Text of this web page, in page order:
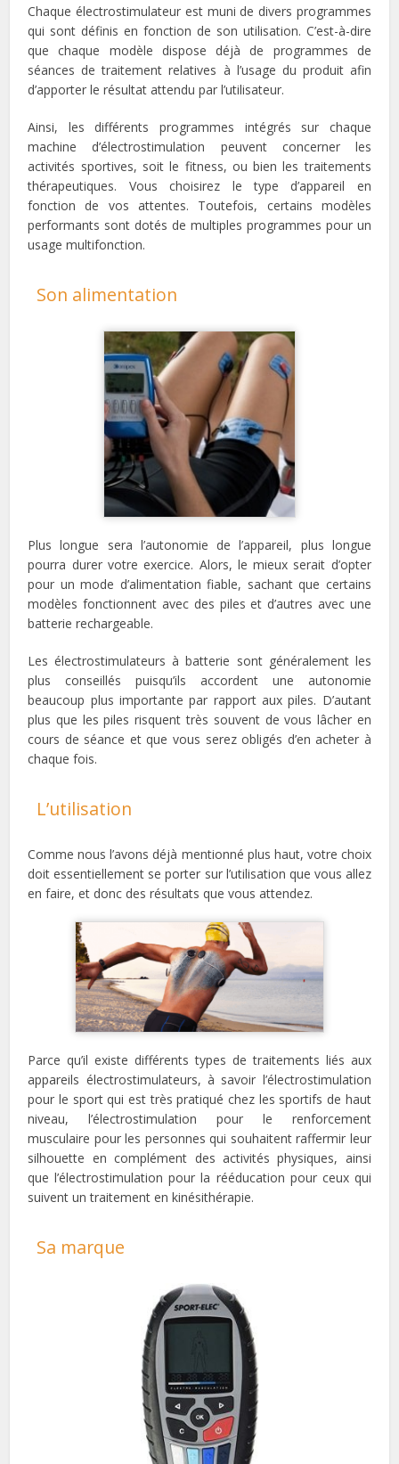
Chaque électrostimulateur est muni de divers programmes
qui sont définis en fonction de son utilisation. C’est-à-dire
que chaque modèle dispose déjà de programmes de
séances de traitement relatives à l’usage du produit afin
d’apporter le résultat attendu par l’utilisateur.
Ainsi, les différents programmes intégrés sur chaque
machine d’électrostimulation peuvent concerner les
activités sportives, soit le fitness, ou bien les traitements
thérapeutiques. Vous choisirez le type d’appareil en
fonction de vos attentes. Toutefois, certains modèles
performants sont dotés de multiples programmes pour un
usage multifonction.
Son alimentation
Plus longue sera l’autonomie de l’appareil, plus longue
pourra durer votre exercice. Alors, le mieux serait d’opter
pour un mode d’alimentation fiable, sachant que certains
modèles fonctionnent avec des piles et d’autres avec une
batterie rechargeable.
Les électrostimulateurs à batterie sont généralement les
plus conseillés puisqu’ils accordent une autonomie
beaucoup plus importante par rapport aux piles. D’autant
plus que les piles risquent très souvent de vous lâcher en
cours de séance et que vous serez obligés d’en acheter à
chaque fois.
L’utilisation
Comme nous l’avons déjà mentionné plus haut, votre choix
doit essentiellement se porter sur l’utilisation que vous allez
en faire, et donc des résultats que vous attendez.
Parce qu’il existe différents types de traitements liés aux
appareils électrostimulateurs, à savoir l’électrostimulation
pour le sport qui est très pratiqué chez les sportifs de haut
niveau, l’électrostimulation pour le renforcement
musculaire pour les personnes qui souhaitent raffermir leur
silhouette en complément des activités physiques, ainsi
que l’électrostimulation pour la rééducation pour ceux qui
suivent un traitement en kinésithérapie.
Sa marque